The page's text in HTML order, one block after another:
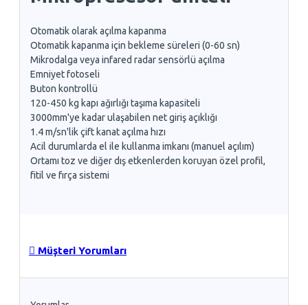
Otomatik olarak açılma kapanma
Otomatik kapanma için bekleme süreleri (0-60 sn)
Mikrodalga veya infared radar sensörlü açılma
Emniyet fotoseli
Buton kontrollü
120-450 kg kapı ağırlığı taşıma kapasiteli
3000mm'ye kadar ulaşabilen net giriş açıklığı
1.4 m/sn'lik çift kanat açılma hızı
Acil durumlarda el ile kullanma imkanı (manuel açılım)
Ortamı toz ve diğer dış etkenlerden koruyan özel profil,
fitil ve fırça sistemi
Müşteri Yorumları